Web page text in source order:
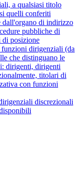
a qualsiasi titolo
quelli conferiti
dall'organo di indirizzo
pubbliche di
di posizione
dirigenziali (da
che distinguano le
dirigenti, dirigenti
titolari di
con funzioni
discrezionali